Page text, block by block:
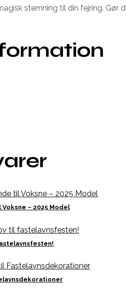
stemning til din fejring.
– 2025 Model